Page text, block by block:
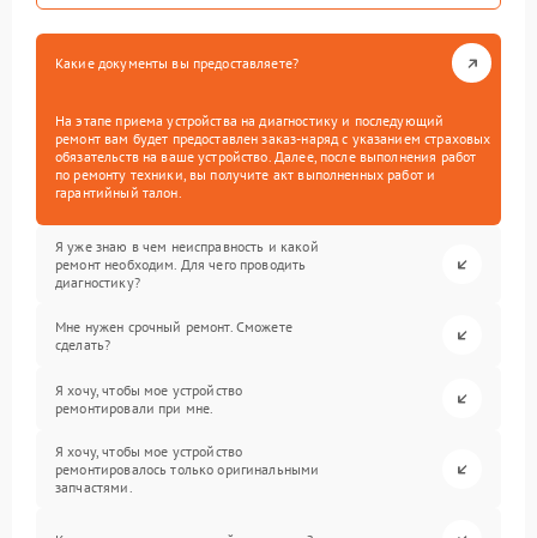
Какие документы вы предоставляете?
На этапе приема устройства на диагностику и последующий
ремонт вам будет предоставлен заказ-наряд с указанием страховых
обязательств на ваше устройство. Далее, после выполнения работ
по ремонту техники, вы получите акт выполненных работ и
гарантийный талон.
Я уже знаю в чем неисправность и какой
ремонт необходим. Для чего проводить
диагностику?
Мне нужен срочный ремонт. Сможете
сделать?
Я хочу, чтобы мое устройство
ремонтировали при мне.
Я хочу, чтобы мое устройство
ремонтировалось только оригинальными
запчастями.